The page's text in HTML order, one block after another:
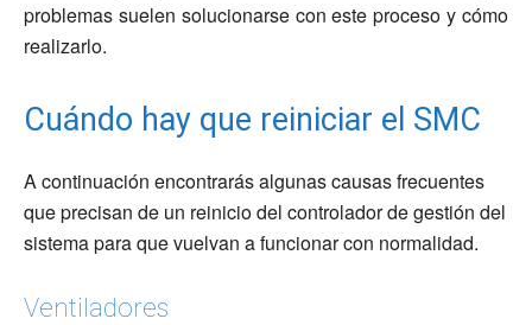
problemas suelen solucionarse con este proceso y cómo
realizarlo.
Cuándo hay que reiniciar el SMC
A continuación encontrarás algunas causas frecuentes
que precisan de un reinicio del controlador de gestión del
sistema para que vuelvan a funcionar con normalidad.
Ventiladores